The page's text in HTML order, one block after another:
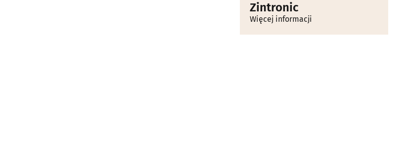
Zintronic
Więcej informacji